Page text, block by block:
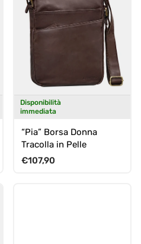
Disponibilità
immediata
“Pia” Borsa Donna
Tracolla in Pelle
Prezzo normale
€107,90